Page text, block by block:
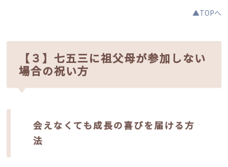
▲TOPへ
【３】七五三に祖父母が参加しない
場合の祝い方
会えなくても成長の喜びを届ける方
法